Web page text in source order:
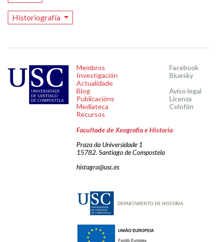
Historiografía
Membros
Investigación
Actualidade
Blog
Publicacións
Mediateca
Recursos
Facebook
Bluesky
Aviso legal
Licenza
Colofón
Facultade de Xeografía e Historia
Praza da Universidade 1
15782. Santiago de Compostela
histagra@usc.es